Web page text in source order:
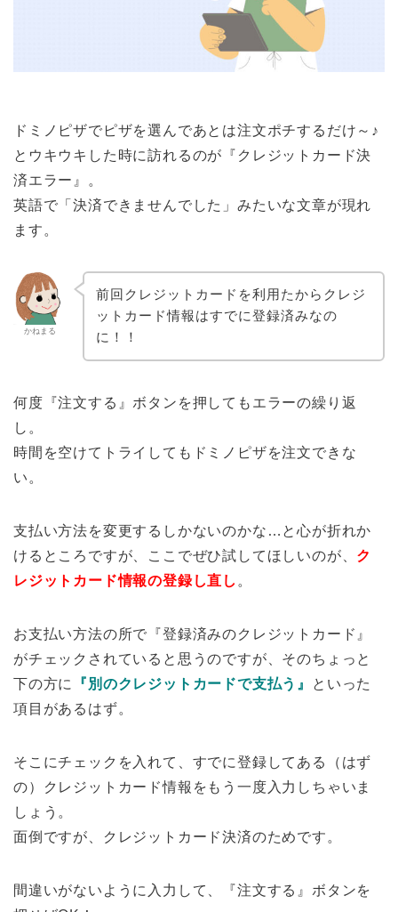
ドミノピザでピザを選んであとは注文ポチするだけ～♪
とウキウキした時に訪れるのが『クレジットカード決
済エラー』。
英語で「決済できませんでした」みたいな文章が現れ
ます。
かねまる
前回クレジットカードを利用たからクレジ
ットカード情報はすでに登録済みなの
に！！
何度『注文する』ボタンを押してもエラーの繰り返
し。
時間を空けてトライしてもドミノピザを注文できな
い。
支払い方法を変更するしかないのかな…と心が折れか
けるところですが、ここでぜひ試してほしいのが、 ク
レジットカード情報の登録し直し 。
お支払い方法の所で『登録済みのクレジットカード』
がチェックされていると思うのですが、そのちょっと
下の方に
『別のクレジットカードで支払う』
といった
項目があるはず。
そこにチェックを入れて、すでに登録してある（はず
の）クレジットカード情報をもう一度入力しちゃいま
しょう。
面倒ですが、クレジットカード決済のためです。
間違いがないように入力して、『注文する』ボタンを